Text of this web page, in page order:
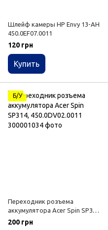
Шлейф камеры HP Envy 13-AH
450.0EF07.0011
120 грн
Купить
Б/У
Переходник розъема
аккумулятора Acer Spin SP314,
450.0DV02.0011
200 грн